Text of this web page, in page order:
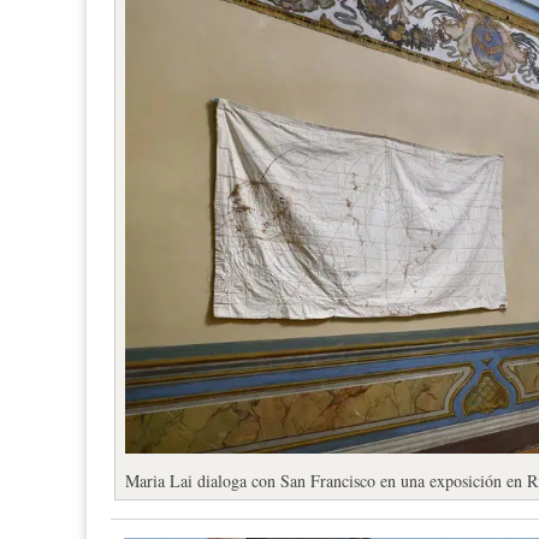
Maria Lai dialoga con San Francisco en una exposición en